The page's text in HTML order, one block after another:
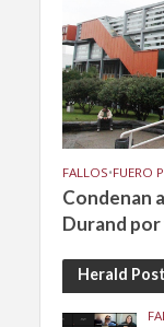
FALLOS•FUERO
Condenan
Durand
Herald